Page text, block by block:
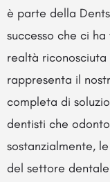
è parte della
successo che ci
realtà
rappresenta il
completa di
dentisti che
sostanzialmente,
del settore